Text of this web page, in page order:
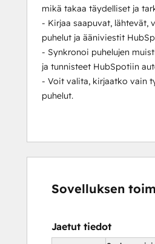
mikä takaa täydelliset ja
- Kirjaa saapuvat, lähtevät,
puhelut ja ääniviestit
- Synkronoi puhelujen
ja tunnisteet HubSpotiin
- Voit valita, kirjaatko vain
puhelut.
Sovelluksen
Jaetut tiedot